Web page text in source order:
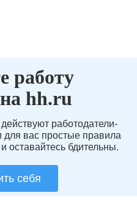
работу
hh.ru
работодатели-
вас простые правила
оставайтесь бдительны.
себя